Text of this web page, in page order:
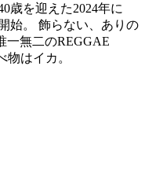
歳を迎えた2024年に
始。 飾らない、ありの
一無二のREGGAE
はイカ。